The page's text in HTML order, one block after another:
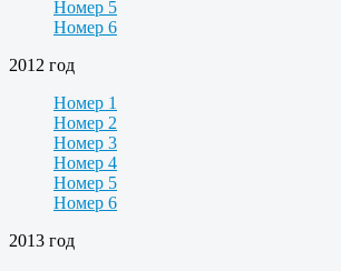
Номер 5
Номер 6
2012 год
Номер 1
Номер 2
Номер 3
Номер 4
Номер 5
Номер 6
2013 год